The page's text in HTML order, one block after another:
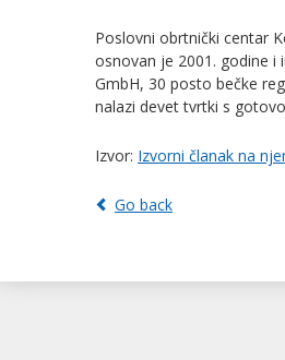
Poslovni obrtnički centar
osnovan je 2001. godine i
GmbH, 30 posto bečke
nalazi devet tvrtki s
Izvor: Izvorni članak na
Go back